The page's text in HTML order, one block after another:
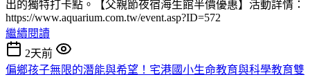
出的獨特打卡點。【父親節夜宿海生館半價優惠】活動詳情：
https://www.aquarium.com.tw/event.asp?ID=572
繼續閱讀
2天前
偏鄉孩子無限的潛能與希望！宅港國小生命教育與科學教育雙